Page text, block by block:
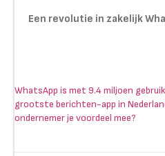
Een revolutie in zakelijk
WhatsApp is met 9.4 miljoen
grootste berichten-app in
ondernemer je voordeel mee?